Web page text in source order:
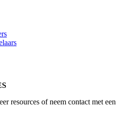
Alles wissen Gereed
resources of neem contact met een